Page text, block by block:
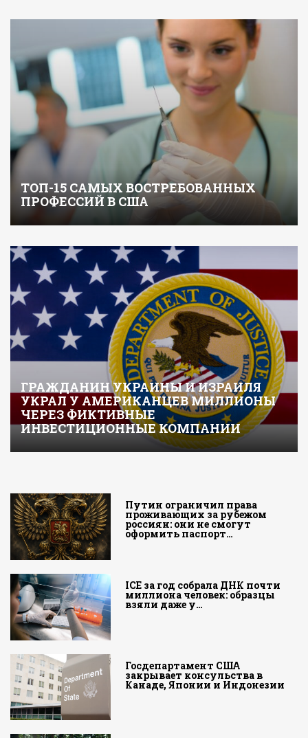
ТОП-15 САМЫХ ВОСТРЕБОВАННЫХ
ПРОФЕССИЙ В США
ГРАЖДАНИН УКРАИНЫ И ИЗРАИЛЯ
УКРАЛ У АМЕРИКАНЦЕВ МИЛЛИОНЫ
ЧЕРЕЗ ФИКТИВНЫЕ
ИНВЕСТИЦИОННЫЕ КОМПАНИИ
Путин ограничил права
проживающих за рубежом
россиян: они не смогут
оформить паспорт…
ICE за год собрала ДНК почти
миллиона человек: образцы
взяли даже у…
Госдепартамент США
закрывает консульства в
Канаде, Японии и Индонезии